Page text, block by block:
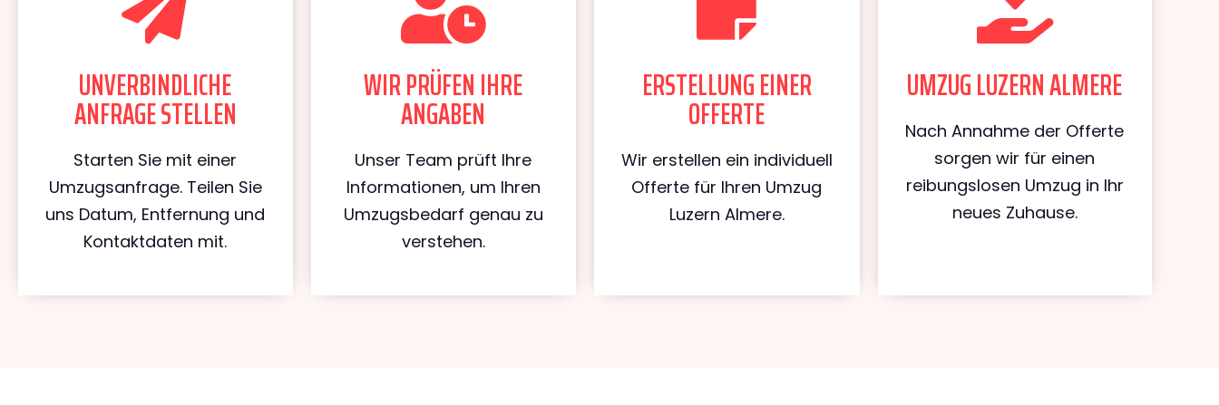
UNVERBINDLICHE
ANFRAGE STELLEN
Starten Sie mit einer
Umzugsanfrage. Teilen Sie
uns Datum, Entfernung und
Kontaktdaten mit.
WIR PRÜFEN IHRE
ANGABEN
Unser Team prüft Ihre
Informationen, um Ihren
Umzugsbedarf genau zu
verstehen.
ERSTELLUNG EINER
OFFERTE
Wir erstellen ein individuell
Offerte für Ihren Umzug
Luzern Almere.
UMZUG LUZERN ALMERE
Nach Annahme der Offerte
sorgen wir für einen
reibungslosen Umzug in Ihr
neues Zuhause.